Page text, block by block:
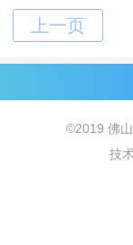
©2019 佛
技